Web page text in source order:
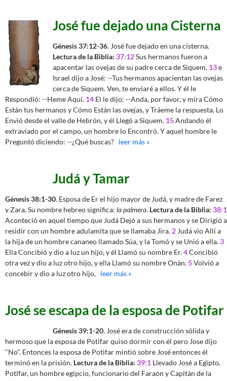
José fue dejado una Cisterna
Génesis 37:12-36. José fue dejado en una cisterna.
Lectura de la Biblia: 37:12Sus hermanos fueron a
apacentar las ovejas de su padre cerca de Siquem, 13e
Israel dijo a José: --Tus hermanos apacientan las ovejas
cerca de Siquem. Ven, te enviaré a ellos. Y él le
Respondió: --Heme Aquí. 14 El le dijo: --Anda, por favor, y mira Cómo
Están tus hermanos y Cómo Están las ovejas, y Tráeme la respuesta. Lo
Envió desde el valle de Hebrón, y él Llegó a Siquem. 15 Andando él
extraviado por el campo, un hombre lo Encontró. Y aquel hombre le
Preguntó diciendo: --¿Qué buscas? leer más »
Judá y Tamar
Génesis 38:1-30. Esposa de Er el hijo mayor de Judá, y madre de Farez
y Zara. Su nombre hebreo significa: la palmera. Lectura de la Biblia: 38:1
Aconteció en aquel tiempo que Judá Dejó a sus hermanos y se Dirigió a
residir con un hombre adulamita que se llamaba Jira. 2 Judá vio Allí a
la hija de un hombre cananeo llamado Súa, y la Tomó y se Unió a ella. 3
Ella Concibió y dio a luz un hijo, y él Llamó su nombre Er.4Concibió
otra vez y dio a luz otro hijo, y ella Llamó su nombre Onán. 5 Volvió a
concebir y dio a luz otro hijo, leer más »
José se escapa de la esposa de Potifar
Génesis 39:1-20. José era de construcción sólida y
hermoso que la esposa de Potifar quiso dormir con él pero Jose dijo
"No". Entonces la esposa de Potifar mintió sobre José entonces él
terminó en la prisión. Lectura de la Biblia: 39:1 Llevado José a Egipto,
Potifar, un hombre egipcio, funcionario del Faraón y Capitán de la